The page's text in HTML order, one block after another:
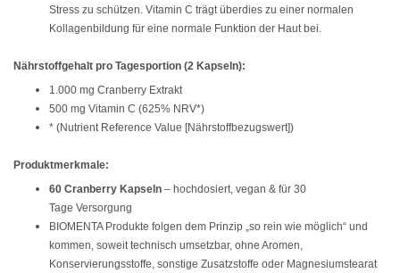
Stress zu schützen. Vitamin C trägt überdies zu einer normalen
Kollagenbildung für eine normale Funktion der Haut bei.
Nährstoffgehalt pro Tagesportion (2 Kapseln):
1.000 mg Cranberry Extrakt
500 mg Vitamin C (625% NRV*)
* (Nutrient Reference Value [Nährstoffbezugswert])
Produktmerkmale:
60 Cranberry Kapseln – hochdosiert, vegan & für 30
Tage Versorgung
BIOMENTA Produkte folgen dem Prinzip „so rein wie möglich“ und
kommen, soweit technisch umsetzbar, ohne Aromen,
Konservierungsstoffe, sonstige Zusatzstoffe oder Magnesiumstearat